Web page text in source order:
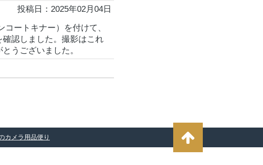
投稿日：2025年02月04日
ートキナー）を付けて、
認しました。撮影はこれ
うございました。
カメラ用品便り